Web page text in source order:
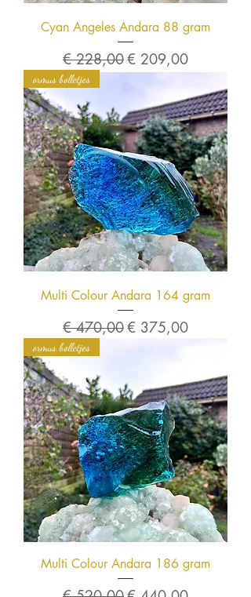
Cyan Angeles Andara 88 gram
Normale prijs
€ 228,00Verkoopprijs
€ 209,00
ormus bolletjes
Multi Colour Andara 164 gram
Normale prijs
€ 470,00Verkoopprijs
€ 375,00
ormus bolletjes
Multi Colour Andara 186 gram